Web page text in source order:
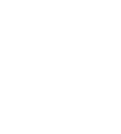
eine Rolle spielen.